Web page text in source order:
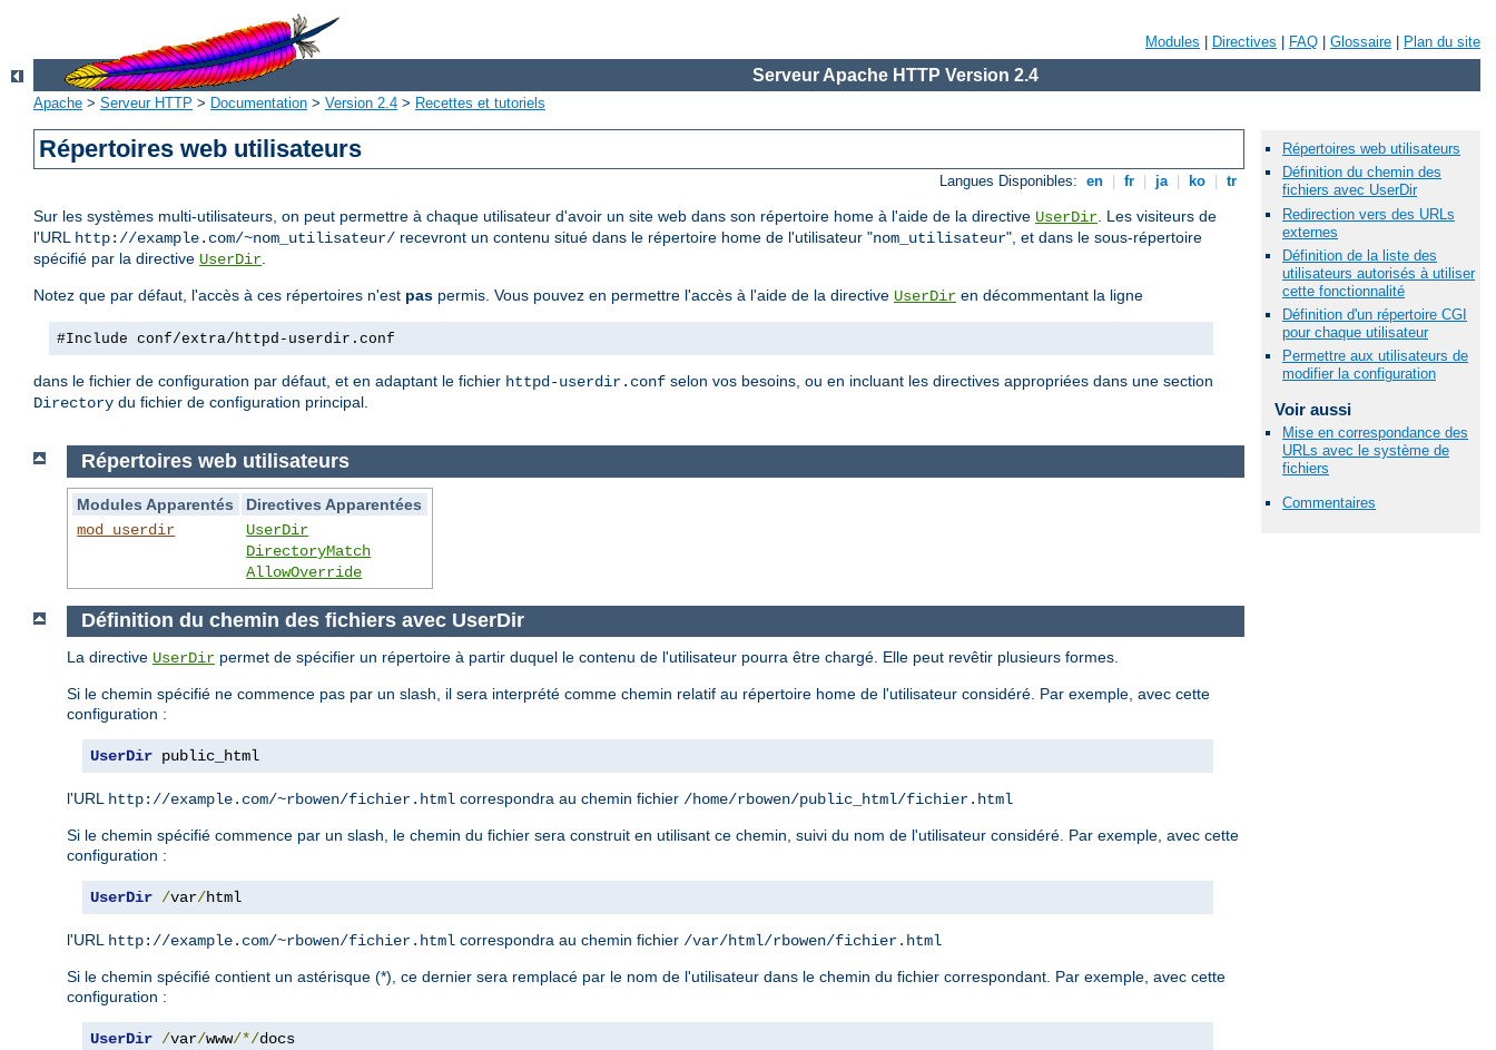
Modules Directives FAQ Glossaire Plan du site
Serveur Apache HTTP Version 2.4
Apache > Serveur HTTP > Documentation > Version 2.4 > Recettes et tutoriels
Répertoires web utilisateurs
Langues Disponibles: en fr ja ko tr
Sur les systèmes multi-utilisateurs, on peut permettre à chaque utilisateur d'avoir un site web dans son répertoire home à l'aide de la directive UserDir. Les visiteurs de
l'URL http://example.com/~nom_utilisateur/ recevront un contenu situé dans le répertoire home de l'utilisateur "nom_utilisateur", et dans le sous-répertoire
spécifié par la directive UserDir.
Notez que par défaut, l'accès à ces répertoires n'est pas permis. Vous pouvez en permettre l'accès à l'aide de la directive UserDir en décommentant la ligne
#Include conf/extra/httpd-userdir.conf
dans le fichier de configuration par défaut, et en adaptant le fichier httpd-userdir.conf selon vos besoins, ou en incluant les directives appropriées dans une section
Directory du fichier de configuration principal.
Répertoires web utilisateurs
Définition du chemin des
fichiers avec UserDir
Redirection vers des URLs
externes
Définition de la liste des
utilisateurs autorisés à utiliser
cette fonctionnalité
Définition d'un répertoire CGI
pour chaque utilisateur
Permettre aux utilisateurs de
modifier la configuration
Voir aussi
Mise en correspondance des
URLs avec le système de
fichiers
Commentaires
Répertoires web utilisateurs
Modules Apparentés
Directives Apparentées
mod_userdir
UserDir
DirectoryMatch
AllowOverride
Définition du chemin des fichiers avec UserDir
La directive UserDir permet de spécifier un répertoire à partir duquel le contenu de l'utilisateur pourra être chargé. Elle peut revêtir plusieurs formes.
Si le chemin spécifié ne commence pas par un slash, il sera interprété comme chemin relatif au répertoire home de l'utilisateur considéré. Par exemple, avec cette
configuration :
UserDir public_html
l'URL http://example.com/~rbowen/fichier.html correspondra au chemin fichier /home/rbowen/public_html/fichier.html
Si le chemin spécifié commence par un slash, le chemin du fichier sera construit en utilisant ce chemin, suivi du nom de l'utilisateur considéré. Par exemple, avec cette
configuration :
UserDir /var/html
l'URL http://example.com/~rbowen/fichier.html correspondra au chemin fichier /var/html/rbowen/fichier.html
Si le chemin spécifié contient un astérisque (*), ce dernier sera remplacé par le nom de l'utilisateur dans le chemin du fichier correspondant. Par exemple, avec cette
configuration :
UserDir /var/www/*/docs